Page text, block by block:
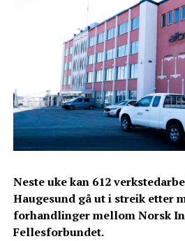
Neste uke kan 612
Haugesund gå ut i streik etter
forhandlinger mellom Norsk
Fellesforbundet.